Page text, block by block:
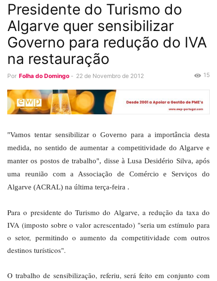
Presidente do Turismo do
Algarve quer sensibilizar
Governo para redução do IVA
na restauração
Por Folha do Domingo - 22 de Novembro de 2012 15
"Vamos tentar sensibilizar o Governo para a importância desta
medida, no sentido de aumentar a competitividade do Algarve e
manter os postos de trabalho", disse à Lusa Desidério Silva, após
uma reunião com a Associação de Comércio e Serviços do
Algarve (ACRAL) na última terça-feira .
Para o presidente do Turismo do Algarve, a redução da taxa do
IVA (imposto sobre o valor acrescentado) "seria um estímulo para
o setor, permitindo o aumento da competitividade com outros
destinos turísticos".
O trabalho de sensibilização, referiu, será feito em conjunto com